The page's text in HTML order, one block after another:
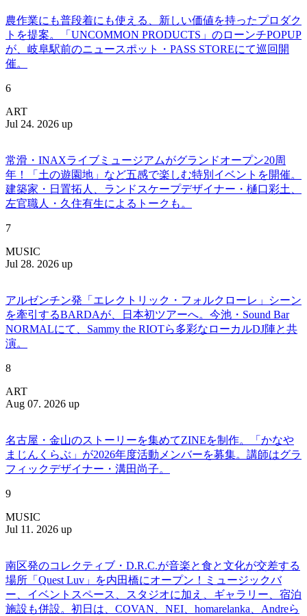
農作業にも普段着にも使える、新しい価値を持ったプロダク
トを提案。「UNCOMMON PRODUCTS」のローンチPOPUP
が、岐阜駅前のニュースポット・PASS STOREにて巡回開
催。
6
ART
Jul 24. 2026 up
常滑・INAXライブミュージアムがグランドオープン20周
年！「土の遊園地」など五感で楽しむ特別イベントを開催。
建築家・日置拓人、ランドスケープデザイナー・樋口彩土、
左官職人・久住有生によるトークも。
7
MUSIC
Jul 28. 2026 up
アルゼンチン発「エレクトリック・フォルクローレ」シーン
を牽引するBARDAが、日本初ツアーへ。今池・Sound Bar
NORMALにて、Sammy the RIOTら多彩なローカルDJ陣と共
演。
8
ART
Aug 07. 2026 up
名古屋・金山のストーリーを集めてZINEを制作。「かなや
まじんくらぶ」が2026年度活動メンバーを募集。講師はグラ
フィックデザイナー・溝田尚子。
9
MUSIC
Jul 11. 2026 up
南区発のコレクティブ・D.R.C.が⾳楽と⾷と⽂化が交差する
場所「Quest Luv」を内田橋にオープン！ミュージックバ
ー、イベントスペース、スタジオに加え、ギャラリー、宿泊
施設も併設。初日は、COVAN、NEI、homarelanka、Andreら